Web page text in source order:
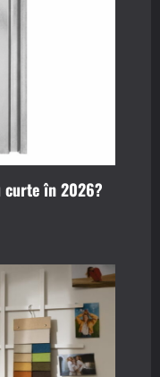
curte în 2026?